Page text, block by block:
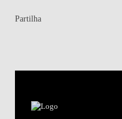
Partilha